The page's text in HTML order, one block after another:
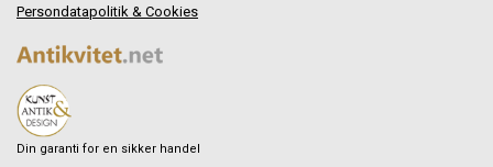
Persondatapolitik & Cookies
Din garanti for en sikker handel